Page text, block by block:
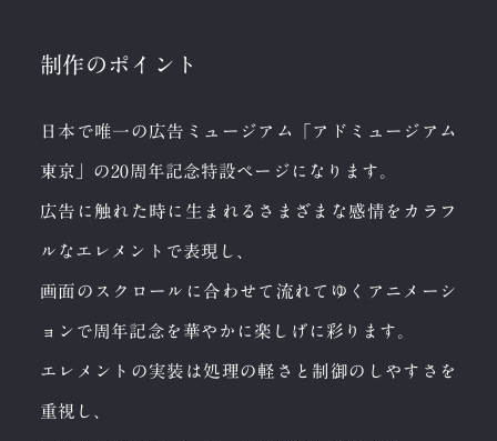
制作のポイント
日本で唯一の広告ミュージアム「アドミュージアム
東京」の20周年記念特設ページになります。
広告に触れた時に生まれるさまざまな感情をカラフ
ルなエレメントで表現し、
画面のスクロールに合わせて流れてゆくアニメーシ
ョンで周年記念を華やかに楽しげに彩ります。
エレメントの実装は処理の軽さと制御のしやすさを
重視し、